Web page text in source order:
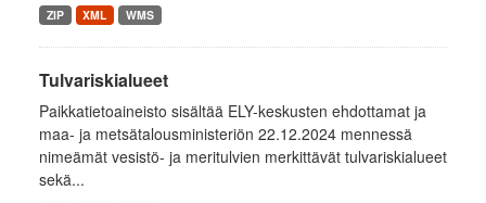
ZIP XML WMS
Tulvariskialueet
Paikkatietoaineisto sisältää ELY-keskusten ehdottamat ja
maa- ja metsätalousministeriön 22.12.2024 mennessä
nimeämät vesistö- ja meritulvien merkittävät tulvariskialueet
sekä...